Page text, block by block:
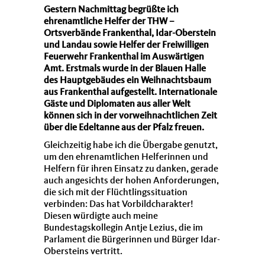
Gestern Nachmittag begrüßte ich
ehrenamtliche Helfer der THW –
Ortsverbände Frankenthal, Idar-Oberstein
und Landau sowie Helfer der Freiwilligen
Feuerwehr Frankenthal im Auswärtigen
Amt. Erstmals wurde in der Blauen Halle
des Hauptgebäudes ein Weihnachtsbaum
aus Frankenthal aufgestellt. Internationale
Gäste und Diplomaten aus aller Welt
können sich in der vorweihnachtlichen Zeit
über die Edeltanne aus der Pfalz freuen.
Gleichzeitig habe ich die Übergabe genutzt,
um den ehrenamtlichen Helferinnen und
Helfern für ihren Einsatz zu danken, gerade
auch angesichts der hohen Anforderungen,
die sich mit der Flüchtlingssituation
verbinden: Das hat Vorbildcharakter!
Diesen würdigte auch meine
Bundestagskollegin Antje Lezius, die im
Parlament die Bürgerinnen und Bürger Idar-
Obersteins vertritt.